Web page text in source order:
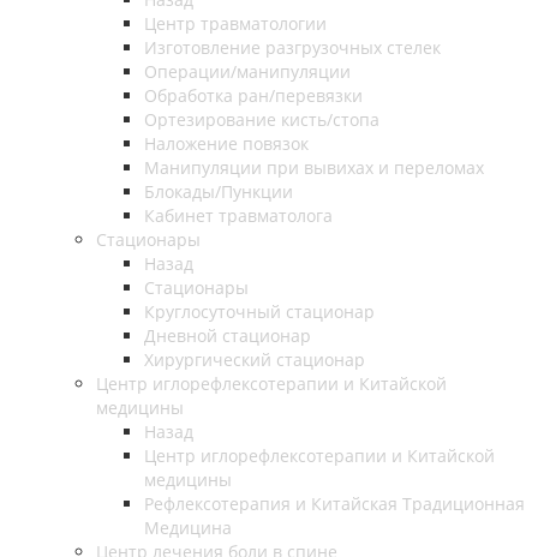
Центр травматологии
Изготовление разгрузочных стелек
Операции/манипуляции
Обработка ран/перевязки
Ортезирование кисть/стопа
Наложение повязок
Манипуляции при вывихах и переломах
Блокады/Пункции
Кабинет травматолога
Стационары
Назад
Стационары
Круглосуточный стационар
Дневной стационар
Хирургический стационар
Центр иглорефлексотерапии и Китайской
медицины
Назад
Центр иглорефлексотерапии и Китайской
медицины
Рефлексотерапия и Китайская Традиционная
Медицина
Центр лечения боли в спине